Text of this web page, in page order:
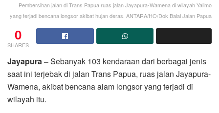
Pembersihan jalan di Trans Papua ruas jalan Jayapura-Wamena di wilayah Yalimo
yang terjadi bencana longsor akibat hujan deras. ANTARA/HO/Dok Balai Jalan Papua
0
SHARES
Jayapura –Sebanyak 103 kendaraan dari berbagai jenis
saat ini terjebak di jalan Trans Papua, ruas jalan Jayapura-
Wamena, akibat bencana alam longsor yang terjadi di
wilayah itu.